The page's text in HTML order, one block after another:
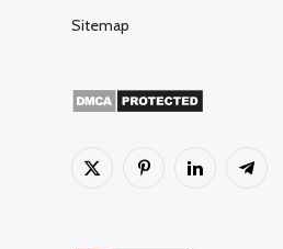
Sitemap
X
Pinterest'inLinkedInTelgraf